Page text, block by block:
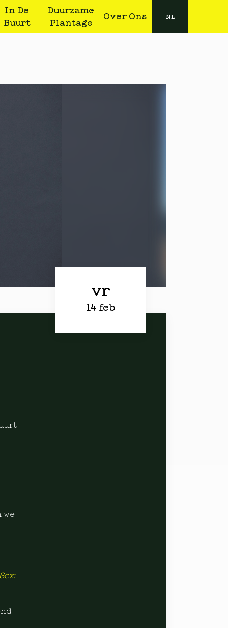
In De
Buurt
Duurzame
Plantage
Over Ons NL
vr
14 feb
we
Sex: